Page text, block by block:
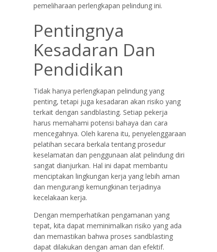
pemeliharaan perlengkapan pelindung ini.
Pentingnya
Kesadaran Dan
Pendidikan
Tidak hanya perlengkapan pelindung yang
penting, tetapi juga kesadaran akan risiko yang
terkait dengan sandblasting. Setiap pekerja
harus memahami potensi bahaya dan cara
mencegahnya. Oleh karena itu, penyelenggaraan
pelatihan secara berkala tentang prosedur
keselamatan dan penggunaan alat pelindung diri
sangat dianjurkan. Hal ini dapat membantu
menciptakan lingkungan kerja yang lebih aman
dan mengurangi kemungkinan terjadinya
kecelakaan kerja.
Dengan memperhatikan pengamanan yang
tepat, kita dapat meminimalkan risiko yang ada
dan memastikan bahwa proses sandblasting
dapat dilakukan dengan aman dan efektif.